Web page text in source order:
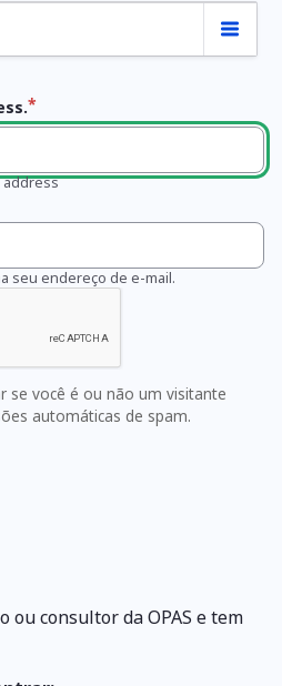
address
seu endereço de e-mail.
se você é ou não um visitante
automáticas de spam.
ou consultor da OPAS e tem